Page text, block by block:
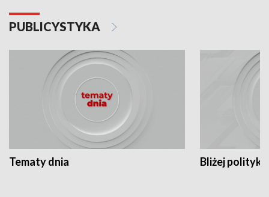
PUBLICYSTYKA
Tematy dnia Bliżej polityki